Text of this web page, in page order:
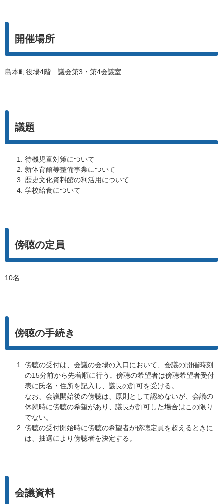
開催場所
島本町役場4階 議会第3・第4会議室
議題
待機児童対策について
新体育館等整備事業について
歴史文化資料館の利活用について
学校給食について
傍聴の定員
10名
傍聴の手続き
傍聴の受付は、会議の会場の入口において、会議の開催時刻
の15分前から先着順に行う。傍聴の希望者は傍聴希望者受付
表に氏名・住所を記入し、議長の許可を受ける。
なお、会議開始後の傍聴は、原則として認めないが、会議の
休憩時に傍聴の希望があり、議長が許可した場合はこの限り
でない。
傍聴の受付開始時に傍聴の希望者が傍聴定員を超えるときに
は、抽選により傍聴者を決定する。
会議資料